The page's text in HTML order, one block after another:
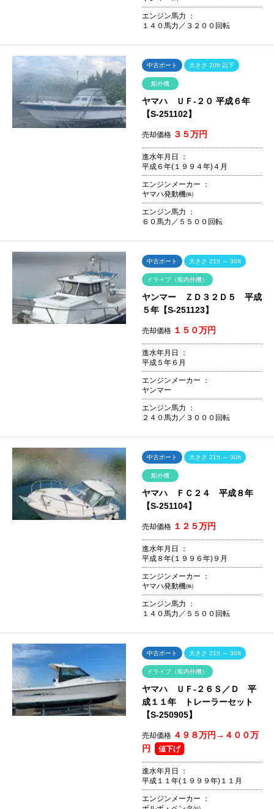
エンジン馬力 ：
１４０馬力／３２００回転
中古ボート 大きさ 20ft 以下
船外機
ヤマハ ＵＦ-２０ 平成６年
【S-251102】
売却価格 ３５万円
進水年月日 ：
平成６年(１９９４年)４月
エンジンメーカー ：
ヤマハ発動機㈱
エンジン馬力 ：
６０馬力／５５００回転
中古ボート 大きさ 21ft ～ 30ft
ドライブ（船内外機）
ヤンマー ＺＤ３２Ｄ５ 平成
５年【S-251123】
売却価格 １５０万円
進水年月日 ：
平成５年６月
エンジンメーカー ：
ヤンマー
エンジン馬力 ：
２４０馬力／３０００回転
中古ボート 大きさ 21ft ～ 30ft
船外機
ヤマハ ＦＣ２４ 平成８年
【S-251104】
売却価格 １２５万円
進水年月日 ：
平成８年(１９９６年)９月
エンジンメーカー ：
ヤマハ発動機㈱
エンジン馬力 ：
１４０馬力／５５００回転
中古ボート 大きさ 21ft ～ 30ft
ドライブ（船内外機）
ヤマハ ＵＦ-２６Ｓ／Ｄ 平
成１１年 トレーラーセット
【S-250905】
売却価格 ４９８万円→４００万
円
値下げ
進水年月日 ：
平成１１年(１９９９年)１１月
エンジンメーカー ：